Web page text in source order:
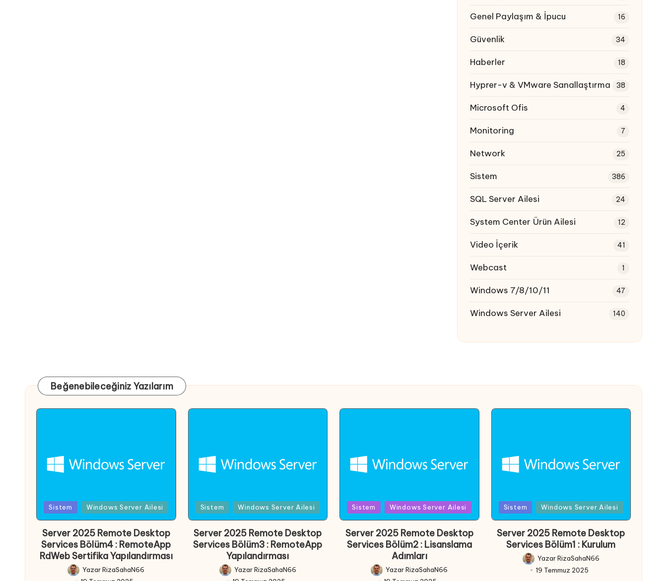
Genel Paylaşım & İpucu 16
Güvenlik 34
Haberler 18
Hyprer-v & VMware Sanallaştırma 38
Microsoft Ofis 4
Monitoring 7
Network 25
Sistem 386
SQL Server Ailesi 24
System Center Ürün Ailesi 12
Video İçerik 41
Webcast 1
Windows 7/8/10/11 47
Windows Server Ailesi 140
Beğenebileceğiniz Yazılarım
Posted
in
Sistem Windows Server Ailesi
Server 2025 Remote Desktop
Services Bölüm4 : RemoteApp
RdWeb Sertifika Yapılandırması
Posted
YazarRizaSahaN66
Posted
in
Sistem Windows Server Ailesi
Server 2025 Remote Desktop
Services Bölüm3 : RemoteApp
Yapılandırması
Posted
YazarRizaSahaN66
Posted
in
Sistem Windows Server Ailesi
Server 2025 Remote Desktop
Services Bölüm2 : Lisanslama
Adımları
Posted
YazarRizaSahaN66
Posted
in
Sistem Windows Server Ailesi
Server 2025 Remote Desktop
Services Bölüm1 : Kurulum
Posted
YazarRizaSahaN66
19 Temmuz 2025